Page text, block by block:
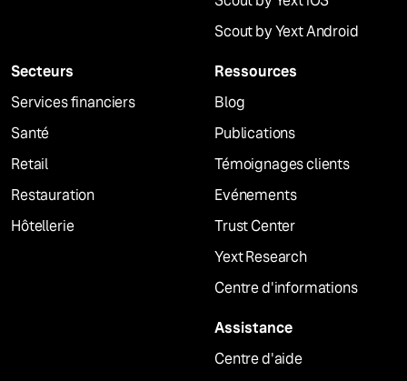
Scout by Yext Android
Secteurs
Services financiers
Santé
Retail
Restauration
Hôtellerie
Ressources
Blog
Publications
Témoignages clients
Evénements
Trust Center
Yext Research
Centre d'informations
Assistance
Centre d'aide